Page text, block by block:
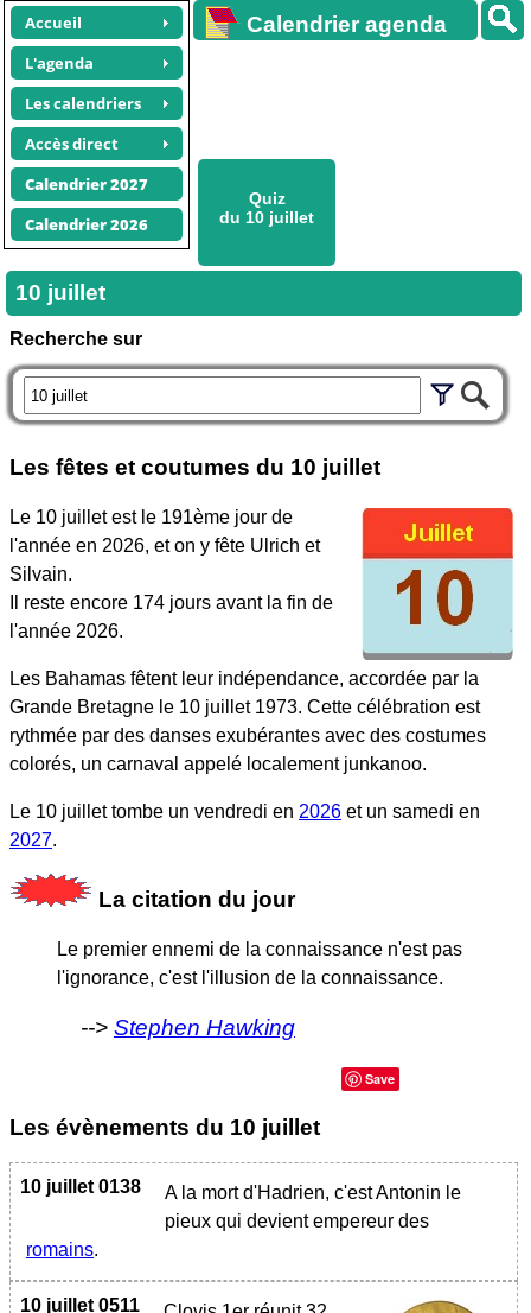
Accueil
L'agenda
Les calendriers
Accès direct
Calendrier 2027
Calendrier 2026
Calendrier agenda
Quiz
du 10 juillet
10 juillet
Recherche sur
Les fêtes et coutumes du 10 juillet
Le 10 juillet est le 191ème jour de
l'année en 2026, et on y fête Ulrich et
Silvain.
Il reste encore 174 jours avant la fin de
l'année 2026.
Les Bahamas fêtent leur indépendance, accordée par la
Grande Bretagne le 10 juillet 1973. Cette célébration est
rythmée par des danses exubérantes avec des costumes
colorés, un carnaval appelé localement junkanoo.
Le 10 juillet tombe un vendredi en 2026 et un samedi en
2027.
La citation du jour
Le premier ennemi de la connaissance n'est pas
l'ignorance, c'est l'illusion de la connaissance.
Stephen Hawking
Save
Les évènements du 10 juillet
10 juillet 0138
A la mort d'Hadrien, c'est Antonin le
pieux qui devient empereur des
romains.
10 juillet 0511